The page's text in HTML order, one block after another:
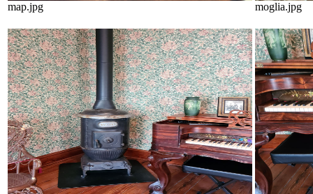
map.jpg moglia.jpg